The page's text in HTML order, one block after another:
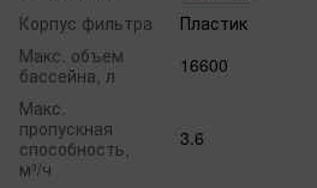
Корпус фильтра
Пластик
Макс. объем
бассейна, л
16600
Макс.
пропускная
способность,
м³/ч
3.6